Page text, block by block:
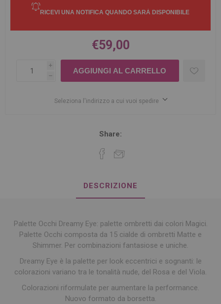
€59,00
i
h
Seleziona l'indirizzo a cui vuoi spedire
Share:
DESCRIZIONE
Palette Occhi Dreamy Eye: palette ombretti dai colori Magici.
Palette Occhi composta da 15 cialde di ombretti Matte e
Shimmer. Per combinazioni fantasiose e uniche.
Dreamy Eye è la palette per look eccentrici e sognanti: le
colorazioni variano tra le tonalità nude, del Rosa e del Viola.
Colorazioni riformulate per aumentare la performance.
Nuovo formato da borsetta.